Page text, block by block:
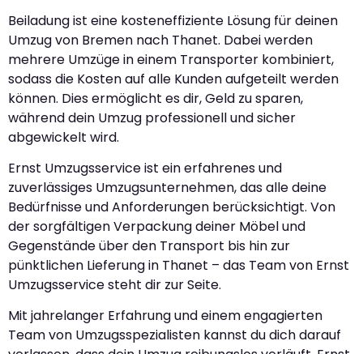
Beiladung ist eine kosteneffiziente Lösung für deinen
Umzug von Bremen nach Thanet. Dabei werden
mehrere Umzüge in einem Transporter kombiniert,
sodass die Kosten auf alle Kunden aufgeteilt werden
können. Dies ermöglicht es dir, Geld zu sparen,
während dein Umzug professionell und sicher
abgewickelt wird.
Ernst Umzugsservice ist ein erfahrenes und
zuverlässiges Umzugsunternehmen, das alle deine
Bedürfnisse und Anforderungen berücksichtigt. Von
der sorgfältigen Verpackung deiner Möbel und
Gegenstände über den Transport bis hin zur
pünktlichen Lieferung in Thanet – das Team von Ernst
Umzugsservice steht dir zur Seite.
Mit jahrelanger Erfahrung und einem engagierten
Team von Umzugsspezialisten kannst du dich darauf